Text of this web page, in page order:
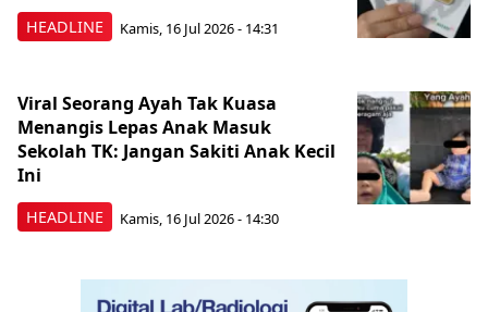
HEADLINE Kamis, 16 Jul 2026 - 14:31
HEADLINE
Viral Seorang Ayah Tak Kuasa
Menangis Lepas Anak Masuk
Sekolah TK: Jangan Sakiti Anak Kecil
Ini
Kamis, 16 Jul 2026 - 14:30